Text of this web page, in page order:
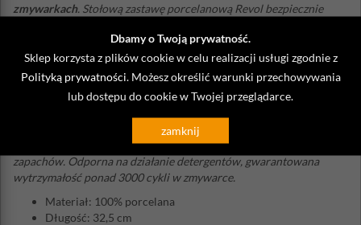
Dbamy o Twoją prywatność.
Sklep korzysta z plików cookie w celu realizacji usługi zgodnie z
Polityką prywatności . Możesz określić warunki przechowywania
lub dostępu do cookie w Twojej przeglądarce.
zamknij
zmywarkach. Stołową zastawę porcelanową Revol bezpiecznie
wytrzymuje temperaturę od -40°C do + 300°C. Wiele etapów
produkcji jest wykonywanych ręcznie co dowodzi, że tego
francuskiego producenta wyróżnia prawdziwe zamiłowanie do
Dzięki niskiej porowatości (0,05%), jej powierzchnia jest
higieniczna - nie przyjmuje zanieczyszczeń i nie pochłania
zapachów. Odporna na działanie detergentów, gwarantowana
wytrzymałość ponad 3000 cykli w zmywarce.
Materiał: 100% porcelana
Długość: 32,5 cm